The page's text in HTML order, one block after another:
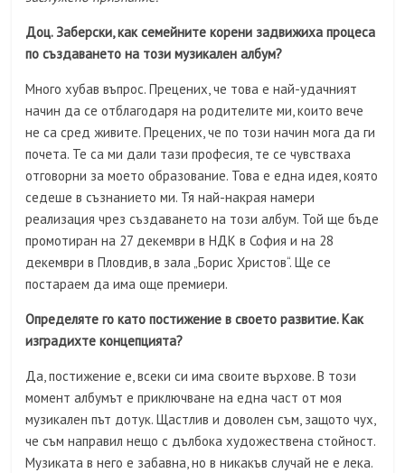
Доц. Заберски, как семейните корени задвижиха процеса
по създаването на тозимузикален албум?
Много хубав въпрос. Прецених, че това е най-удачният
начин да се отблагодаря на родителите ми, които вече
не са сред живите. Прецених, че по този начин мога да ги
почета. Те са ми дали тази професия, те се чувстваха
отговорни за моето образование. Това е една идея, която
седеше в съзнанието ми. Тя най-накрая намери
реализация чрез създаването на този албум. Той ще бъде
промотиран на 27 декември в НДК в София и на 28
декември в Пловдив, в зала „Борис Христов“. Ще се
постараем да има още премиери.
Определяте го като постижение в своето развитие. Как
изградихте концепцията?
Да, постижение е, всеки си има своите върхове. В този
момент албумът е приключване на една част от моя
музикален път дотук. Щастлив и доволен съм, защото чух,
че съм направил нещо с дълбока художествена стойност.
Музиката в него е забавна, но в никакъв случай не е лека.